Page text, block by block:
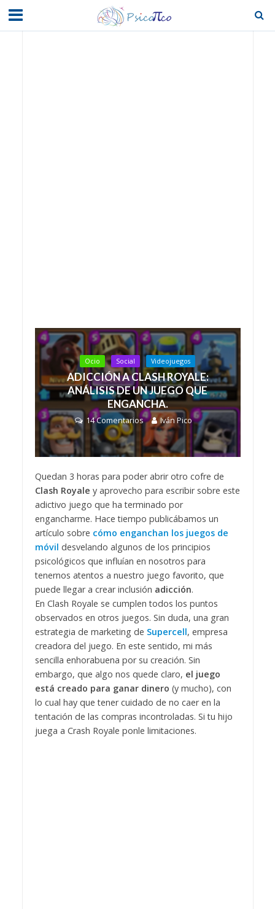
Ocio Social Videojuegos
ADICCIÓN A CLASH ROYALE:
ANÁLISIS DE UN JUEGO QUE
ENGANCHA.
14 Comentarios Iván Pico
Quedan 3 horas para poder abrir otro cofre de
Clash Royale y aprovecho para escribir sobre este
adictivo juego que ha terminado por
engancharme. Hace tiempo publicábamos un
artículo sobre cómo enganchan los juegos de
móvil desvelando algunos de los principios
psicológicos que influían en nosotros para
tenernos atentos a nuestro juego favorito, que
puede llegar a crear inclusión adicción.
En Clash Royale se cumplen todos los puntos
observados en otros juegos. Sin duda, una gran
estrategia de marketing de Supercell, empresa
creadora del juego. En este sentido, mi más
sencilla enhorabuena por su creación. Sin
embargo, que algo nos quede claro, el juego
está creado para ganar dinero (y mucho), con
lo cual hay que tener cuidado de no caer en la
tentación de las compras incontroladas. Si tu hijo
juega a Crash Royale ponle limitaciones.